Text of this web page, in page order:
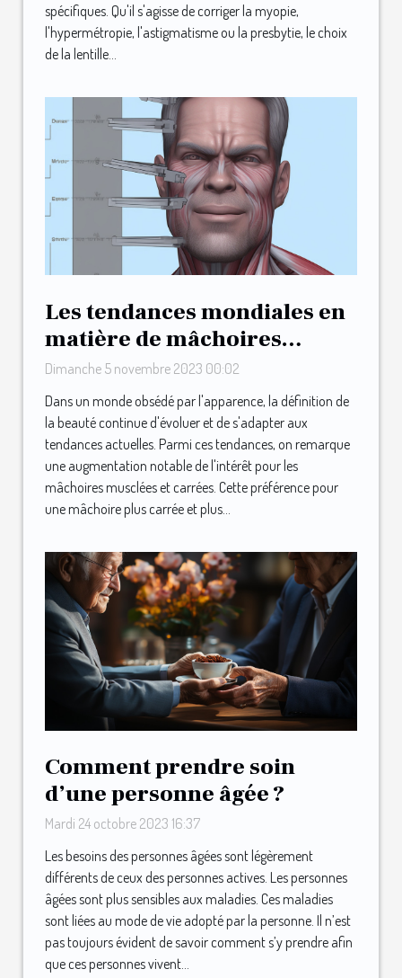
spécifiques. Qu'il s'agisse de corriger la myopie,
l'hypermétropie, l'astigmatisme ou la presbytie, le choix
de la lentille...
Les tendances mondiales en
matière de mâchoires
musclées et carrées
Dimanche 5 novembre 2023 00:02
Dans un monde obsédé par l'apparence, la définition de
la beauté continue d'évoluer et de s'adapter aux
tendances actuelles. Parmi ces tendances, on remarque
une augmentation notable de l'intérêt pour les
mâchoires musclées et carrées. Cette préférence pour
une mâchoire plus carrée et plus...
Comment prendre soin
d’une personne âgée ?
Mardi 24 octobre 2023 16:37
Les besoins des personnes âgées sont légèrement
différents de ceux des personnes actives. Les personnes
âgées sont plus sensibles aux maladies. Ces maladies
sont liées au mode de vie adopté par la personne. Il n’est
pas toujours évident de savoir comment s’y prendre afin
que ces personnes vivent...